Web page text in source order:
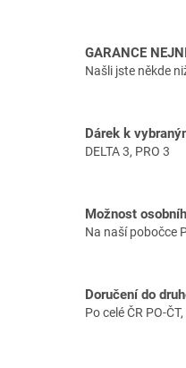
GARANCE
Našli jste někde
Dárek k
DELTA 3, PRO 3
Možnost
Na naší pobočce
Doručení do
Po celé ČR PO-